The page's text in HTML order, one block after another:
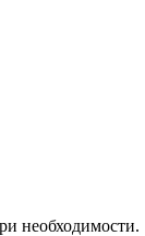
необходимости.